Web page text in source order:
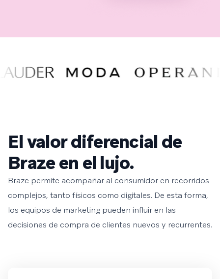
El valor diferencial de
Braze en el lujo.
Braze permite acompañar al consumidor en recorridos
complejos, tanto físicos como digitales. De esta forma,
los equipos de marketing pueden influir en las
decisiones de compra de clientes nuevos y recurrentes.